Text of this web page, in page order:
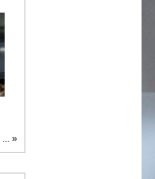
več ... »